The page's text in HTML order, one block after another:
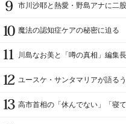
市川沙耶と熱愛・野島アナに二
魔法の認知症ケアの秘密に迫る
川島なお美と「噂の真相」編集長
ユースケ・サンタマリアが語る
高市首相の「休んでない」「寝